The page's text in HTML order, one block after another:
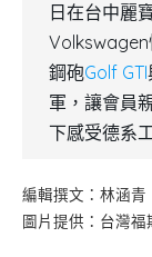
日在台中麗
Volkswagen
鋼砲Golf GTI
軍，讓會員
下感受德系
編輯撰文：林涵青
圖片提供：台灣福